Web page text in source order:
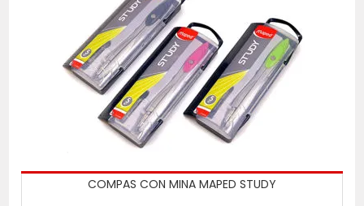
COMPAS CON MINA MAPED STUDY